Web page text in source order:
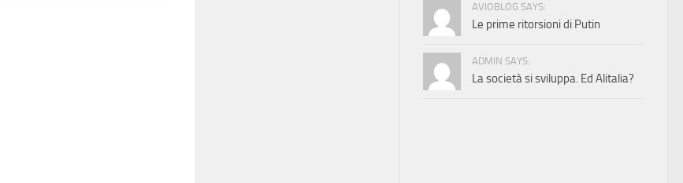
AVIOBLOG SAYS:
Le prime ritorsioni di Putin
ADMIN SAYS:
La società si sviluppa. Ed Alitalia?